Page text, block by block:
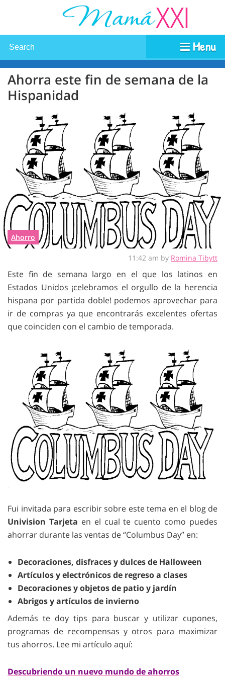
Menu
Ahorra este fin de semana de la
Hispanidad
Ahorro
11:42 am by Romina Tibytt
Este fin de semana largo en el que los latinos en
Estados Unidos ¡celebramos el orgullo de la herencia
hispana por partida doble! podemos aprovechar para
ir de compras ya que encontrarás excelentes ofertas
que coinciden con el cambio de temporada.
Fui invitada para escribir sobre este tema en el blog de
Univision Tarjeta en el cual te cuento como puedes
ahorrar durante las ventas de “Columbus Day” en:
Decoraciones, disfraces y dulces de Halloween
Artículos y electrónicos de regreso a clases
Decoraciones y objetos de patio y jardín
Abrigos y artículos de invierno
Además te doy tips para buscar y utilizar cupones,
programas de recompensas y otros para maximizar
tus ahorros. Lee mi artículo aquí:
Descubriendo un nuevo mundo de ahorros